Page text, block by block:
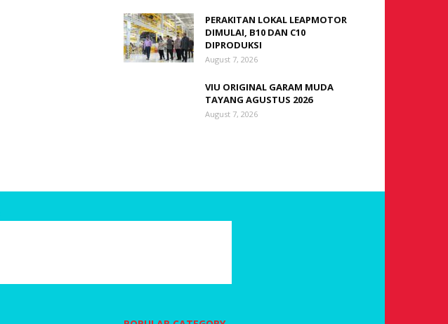
PERAKITAN LOKAL LEAPMOTOR
DIMULAI, B10 DAN C10
DIPRODUKSI
August 7, 2026
VIU ORIGINAL GARAM MUDA
TAYANG AGUSTUS 2026
August 7, 2026